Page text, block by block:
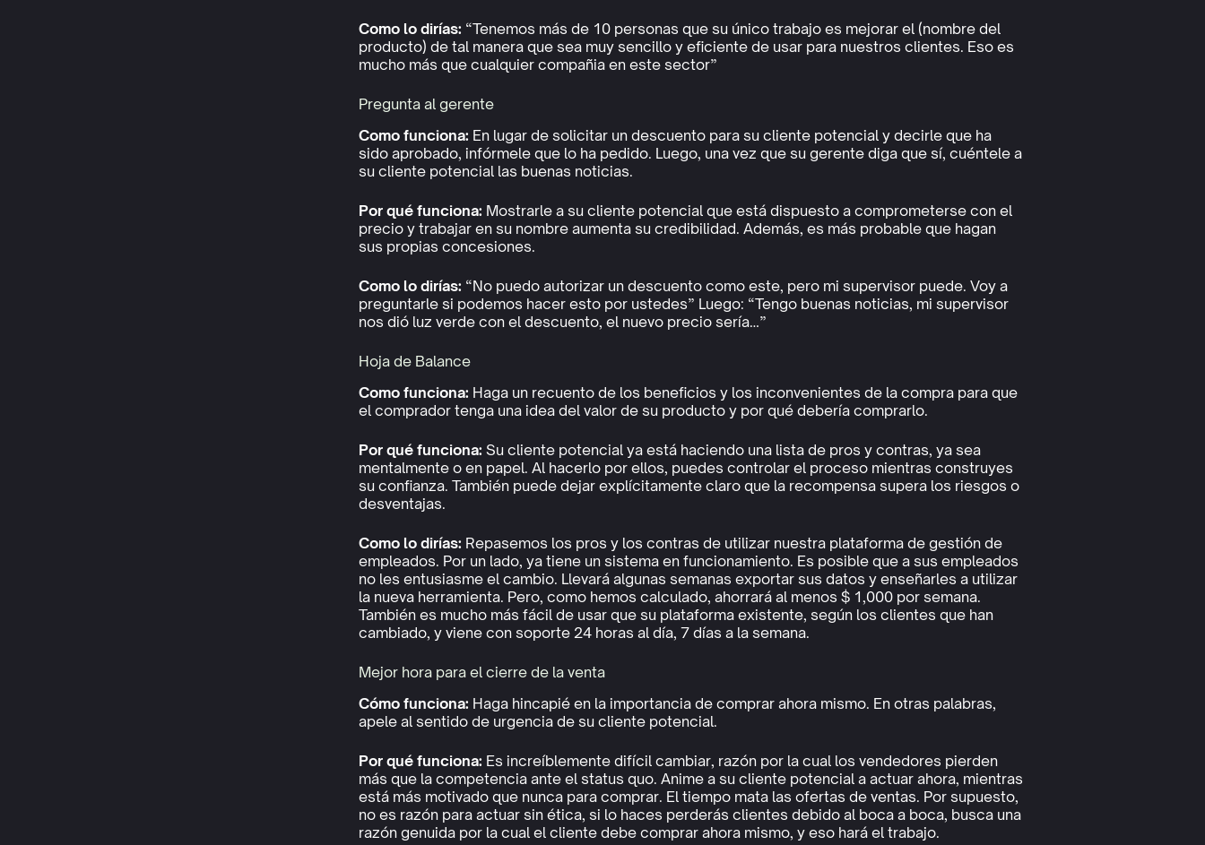
Como lo dirías: “Tenemos más de 10 personas que su único trabajo es mejorar el (nombre del
producto) de tal manera que sea muy sencillo y eficiente de usar para nuestros clientes. Eso es
mucho más que cualquier compañia en este sector”
Pregunta al gerente
Como funciona: En lugar de solicitar un descuento para su cliente potencial y decirle que ha
sido aprobado, infórmele que lo ha pedido. Luego, una vez que su gerente diga que sí, cuéntele a
su cliente potencial las buenas noticias.
Por qué funciona: Mostrarle a su cliente potencial que está dispuesto a comprometerse con el
precio y trabajar en su nombre aumenta su credibilidad. Además, es más probable que hagan
sus propias concesiones.
Como lo dirías: “No puedo autorizar un descuento como este, pero mi supervisor puede. Voy a
preguntarle si podemos hacer esto por ustedes” Luego: “Tengo buenas noticias, mi supervisor
nos dió luz verde con el descuento, el nuevo precio sería…”
Hoja de Balance
Como funciona: Haga un recuento de los beneficios y los inconvenientes de la compra para que
el comprador tenga una idea del valor de su producto y por qué debería comprarlo.
Por qué funciona: Su cliente potencial ya está haciendo una lista de pros y contras, ya sea
mentalmente o en papel. Al hacerlo por ellos, puedes controlar el proceso mientras construyes
su confianza. También puede dejar explícitamente claro que la recompensa supera los riesgos o
desventajas.
Como lo dirías: Repasemos los pros y los contras de utilizar nuestra plataforma de gestión de
empleados. Por un lado, ya tiene un sistema en funcionamiento. Es posible que a sus empleados
no les entusiasme el cambio. Llevará algunas semanas exportar sus datos y enseñarles a utilizar
la nueva herramienta. Pero, como hemos calculado, ahorrará al menos $ 1,000 por semana.
También es mucho más fácil de usar que su plataforma existente, según los clientes que han
cambiado, y viene con soporte 24 horas al día, 7 días a la semana.
Mejor hora para el cierre de la venta
Cómo funciona: Haga hincapié en la importancia de comprar ahora mismo. En otras palabras,
apele al sentido de urgencia de su cliente potencial.
Por qué funciona: Es increíblemente difícil cambiar, razón por la cual los vendedores pierden
más que la competencia ante el status quo. Anime a su cliente potencial a actuar ahora, mientras
está más motivado que nunca para comprar. El tiempo mata las ofertas de ventas. Por supuesto,
no es razón para actuar sin ética, si lo haces perderás clientes debido al boca a boca, busca una
razón genuida por la cual el cliente debe comprar ahora mismo, y eso hará el trabajo.